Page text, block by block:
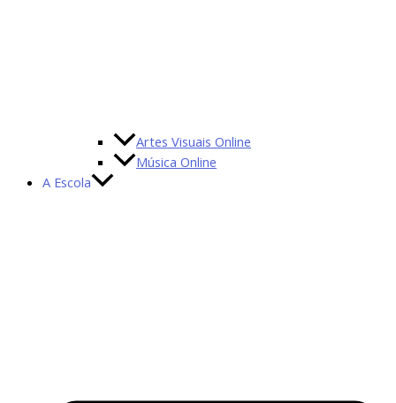
Artes Visuais Online
Música Online
A Escola